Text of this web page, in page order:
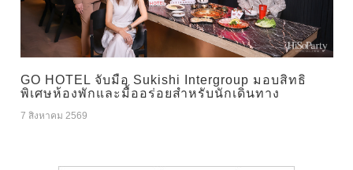
GO HOTEL จับมือ Sukishi Intergroup มอบสิทธิ
พิเศษห้องพักและมื้ออร่อยสำหรับนักเดินทาง
7 สิงหาคม 2569